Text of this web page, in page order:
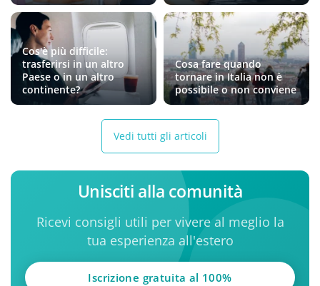
Cos'è più difficile:
trasferirsi in un altro
Paese o in un altro
continente?
Cosa fare quando
tornare in Italia non è
possibile o non conviene
Vedi tutti gli articoli
Unisciti alla comunità
Ricevi consigli utili per vivere al meglio la
tua esperienza all'estero
Iscrizione gratuita al 100%